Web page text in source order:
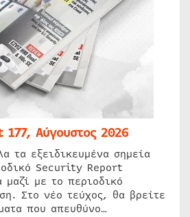
Αύγουστος 2026
τα εξειδικευμένα σημεία
Security Report
μαζί με το περιοδικό
Στο νέο τεύχος, θα βρείτε
που απευθύνο…